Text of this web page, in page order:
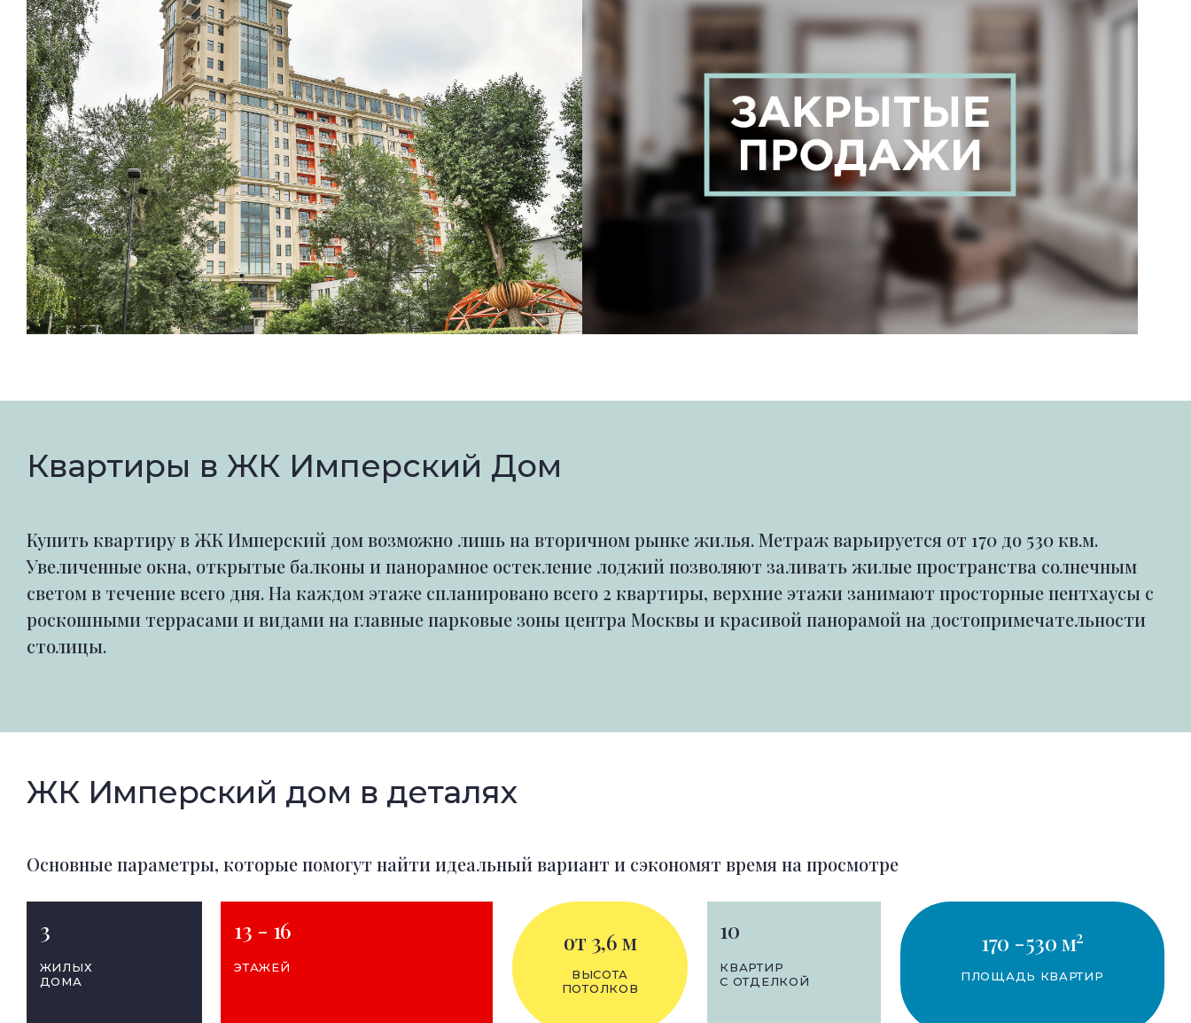
Квартиры в ЖК Имперский Дом
Купить квартиру в ЖК Имперский дом возможно лишь на вторичном рынке жилья. Метраж варьируется от 170 до 530 кв.м.
Увеличенные окна, открытые балконы и панорамное остекление лоджий позволяют заливать жилые пространства солнечным
светом в течение всего дня. На каждом этаже спланировано всего 2 квартиры, верхние этажи занимают просторные пентхаусы с
роскошными террасами и видами на главные парковые зоны центра Москвы и красивой панорамой на достопримечательности
столицы.
ЖК Имперский дом в деталях
Основные параметры, которые помогут найти идеальный вариант и сэкономят время на просмотре
3
ЖИЛЫХ
ДОМА
13 - 16
ЭТАЖЕЙ
от 3,6 м
ВЫСОТА
ПОТОЛКОВ
10
КВАРТИР
С ОТДЕЛКОЙ
170 -530 м2
ПЛОЩАДЬ КВАРТИР